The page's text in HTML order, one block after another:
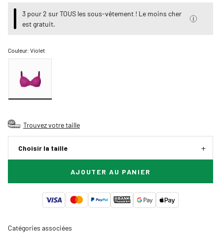
3 pour 2 sur TOUS les sous-vêtement ! Le moins cher
est gratuit.
Couleur:Violet
Trouvez votre taille
Choisir la taille
AJOUTER AU PANIER
Catégories associées